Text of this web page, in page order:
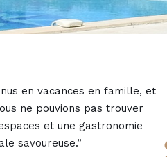
en vacances en famille, et
ne pouvions pas trouver
et une gastronomie
savoureuse.”